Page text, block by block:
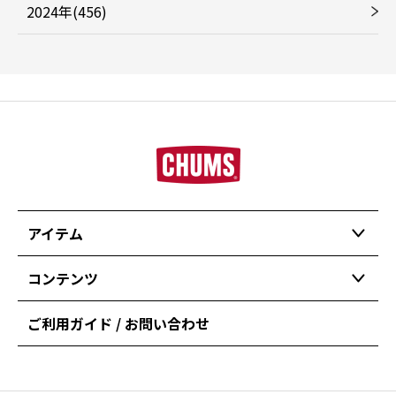
2024年(456)
アイテム
コンテンツ
ご利用ガイド / お問い合わせ